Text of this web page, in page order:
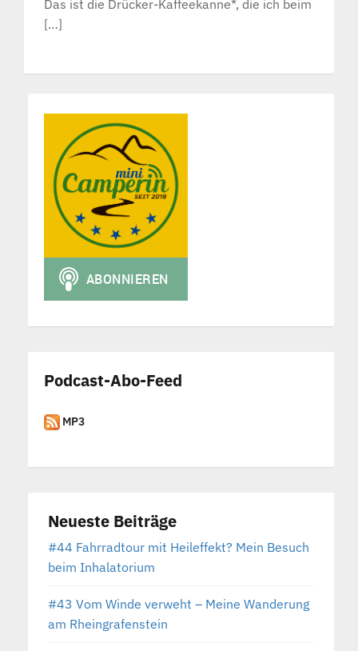
Das ist die Drücker-Kaffeekanne*, die ich beim
[…]
Podcast-Abo-Feed
MP3
Neueste Beiträge
#44 Fahrradtour mit Heileffekt? Mein Besuch
beim Inhalatorium
#43 Vom Winde verweht – Meine Wanderung
am Rheingrafenstein